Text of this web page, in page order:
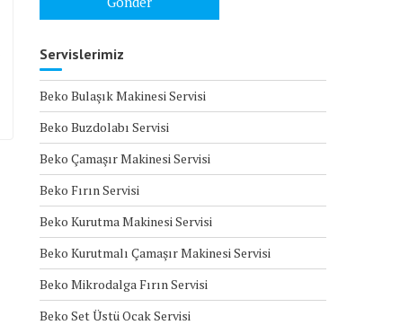
Servislerimiz
Beko Bulaşık Makinesi Servisi
Beko Buzdolabı Servisi
Beko Çamaşır Makinesi Servisi
Beko Fırın Servisi
Beko Kurutma Makinesi Servisi
Beko Kurutmalı Çamaşır Makinesi Servisi
Beko Mikrodalga Fırın Servisi
Beko Set Üstü Ocak Servisi